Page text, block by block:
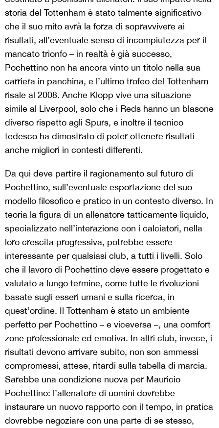
storia del Tottenham è stato talmente significativo
che il suo mito avrà la forza di sopravvivere ai
risultati, all’eventuale senso di incompiutezza per il
mancato trionfo – in realtà è già successo,
Pochettino non ha ancora vinto un titolo nella sua
carriera in panchina, e l’ultimo trofeo del Tottenham
risale al 2008. Anche Klopp vive una situazione
simile al Liverpool, solo che i Reds hanno un blasone
diverso rispetto agli Spurs, e inoltre il tecnico
tedesco ha dimostrato di poter ottenere risultati
anche migliori in contesti differenti.
Da qui deve partire il ragionamento sul futuro di
Pochettino, sull’eventuale esportazione del suo
modello filosofico e pratico in un contesto diverso. In
teoria la figura di un allenatore tatticamente liquido,
specializzato nell’interazione con i calciatori, nella
loro crescita progressiva, potrebbe essere
interessante per qualsiasi club, a tutti i livelli. Solo
che il lavoro di Pochettino deve essere progettato e
valutato a lungo termine, come tutte le rivoluzioni
basate sugli esseri umani e sulla ricerca, in
quest’ordine. Il Tottenham è stato un ambiente
perfetto per Pochettino – e viceversa –, una comfort
zone professionale ed emotiva. In altri club, invece, i
risultati devono arrivare subito, non son ammessi
compromessi, attese, ritardi sulla tabella di marcia.
Sarebbe una condizione nuova per Mauricio
Pochettino: l’allenatore di uomini dovrebbe
instaurare un nuovo rapporto con il tempo, in pratica
dovrebbe negoziare con una parte di se stesso,